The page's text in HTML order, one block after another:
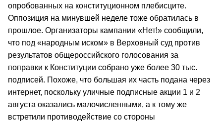
опробованных на конституционном плебисците.
Оппозиция на минувшей неделе тоже обратилась в
прошлое. Организаторы кампании «Нет!» сообщили,
что под «народным иском» в Верховный суд против
результатов общероссийского голосования за
поправки к Конституции собрано уже более 30 тыс.
подписей. Похоже, что большая их часть подана через
интернет, поскольку уличные подписные акции 1 и 2
августа оказались малочисленными, а к тому же
встретили противодействие со стороны